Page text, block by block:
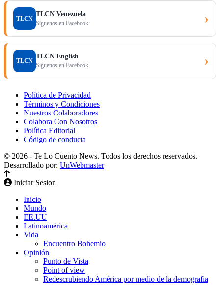
TLCN
TLCN Venezuela
Síguenos en Facebook ›
TLCN
TLCN English
Síguenos en Facebook ›
Política de Privacidad
Términos y Condiciones
Nuestros Colaboradores
Colabora Con Nosotros
Política Editorial
Código de conducta
© 2026 - Te Lo Cuento News. Todos los derechos reservados.
Desarrollado por: UnWebmaster
Iniciar Sesion
Inicio
Mundo
EE.UU
Latinoamérica
Vida
Encuentro Bohemio
Opinión
Punto de Vista
Point of view
Redescrubiendo América por medio de la demografia